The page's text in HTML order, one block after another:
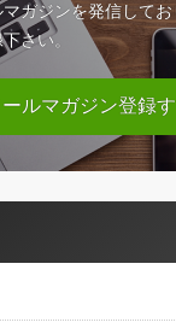
ガジンを発信して
さい。
ールマガジン登録